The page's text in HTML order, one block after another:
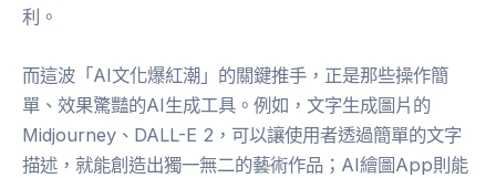
利。
而這波「AI文化爆紅潮」的關鍵推手，正是那些操作簡
單、效果驚豔的AI生成工具。例如，文字生成圖片的
Midjourney、DALL-E 2，可以讓使用者透過簡單的文字
描述，就能創造出獨一無二的藝術作品；AI繪圖App則能